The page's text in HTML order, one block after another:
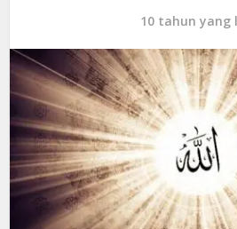
10 tahun yang